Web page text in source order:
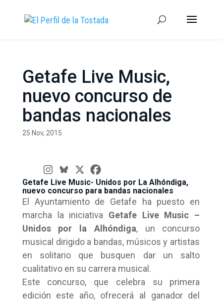
Getafe Live Music,
nuevo concurso de
bandas nacionales
25 Nov, 2015
Getafe Live Music- Unidos por La Alhóndiga,
nuevo concurso para bandas nacionales
El Ayuntamiento de Getafe ha puesto en
marcha la iniciativa Getafe Live Music –
Unidos por la Alhóndiga, un concurso
musical dirigido a bandas, músicos y artistas
en solitario que busquen dar un salto
cualitativo en su carrera musical.
Este concurso, que celebra su primera
edición este año, ofrecerá al ganador del